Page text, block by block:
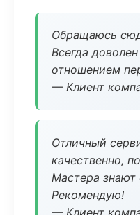
Обращаюсь
Всегда
отношением
— Клиент
Отличный
качественно,
Мастера знают
Рекомендую!
— Клиент